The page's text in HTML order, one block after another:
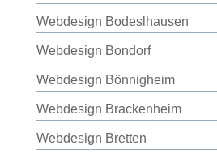
Webdesign Bodeslhausen
Webdesign Bondorf
Webdesign Bönnigheim
Webdesign Brackenheim
Webdesign Bretten